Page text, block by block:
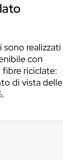
realizzati
con
fibre riciclate:
di vista delle